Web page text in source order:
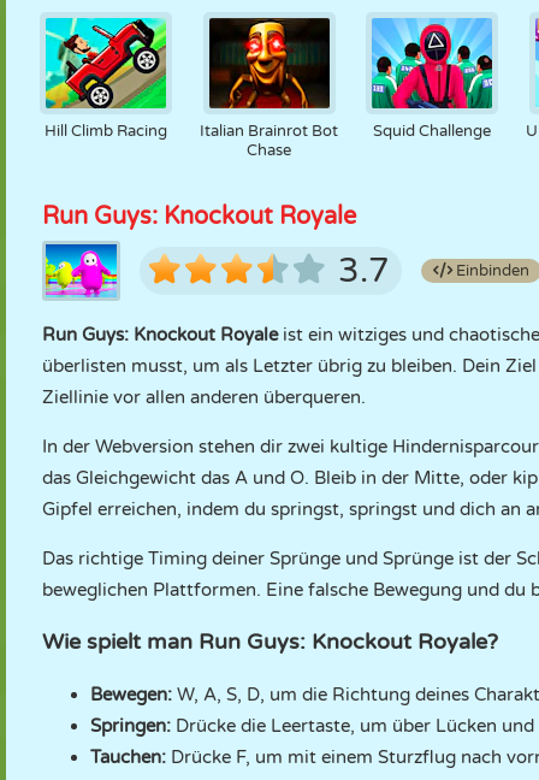
Hill Climb Racing
Italian Brainrot Bot
Chase
Squid Challenge
Run Guys: Knockout Royale
3.7 Einbinden
Run Guys: Knockout Royaleist ein witziges und
überlisten musst, um als Letzter übrig zu bleiben. Dein
Ziellinie vor allen anderen überqueren.
In der Webversion stehen dir zwei kultige
das Gleichgewicht das A und O. Bleib in der Mitte, oder
Gipfel erreichen, indem du springst, springst und dich an
Das richtige Timing deiner Sprünge und Sprünge ist der
beweglichen Plattformen. Eine falsche Bewegung und du
Wie spielt man Run Guys: Knockout Royale?
Bewegen: W, A, S, D, um die Richtung deines
Springen: Drücke die Leertaste, um über Lücken
Tauchen: Drücke F, um mit einem Sturzflug nach